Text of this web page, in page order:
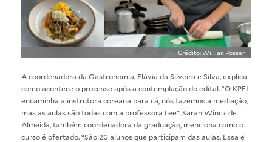
Crédito: Willian Posser
A coordenadora da Gastronomia, Flávia da Silveira e Silva, explica
como acontece o processo após a contemplação do edital. “O KPFI
encaminha a instrutora coreana para cá, nós fazemos a mediação,
mas as aulas são todas com a professora Lee”. Sarah Winck de
Almeida, também coordenadora da graduação, menciona como o
curso é ofertado. “São 20 alunos que participam das aulas. Essa é